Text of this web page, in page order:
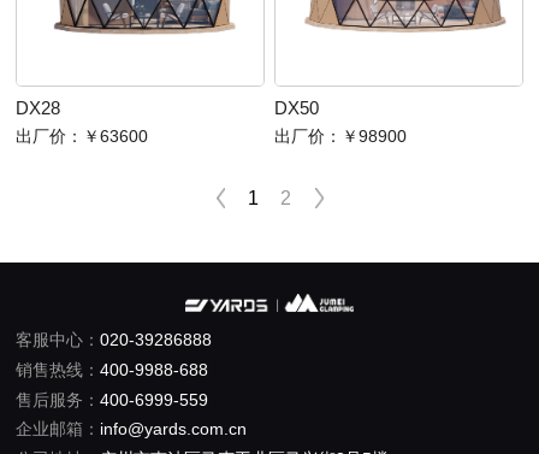
DX28
出厂价： ￥63600
DX50
出厂价： ￥98900
1 2
客服中心：020-39286888
销售热线：400-9988-688
售后服务：400-6999-559
企业邮箱： info@yards.com.cn